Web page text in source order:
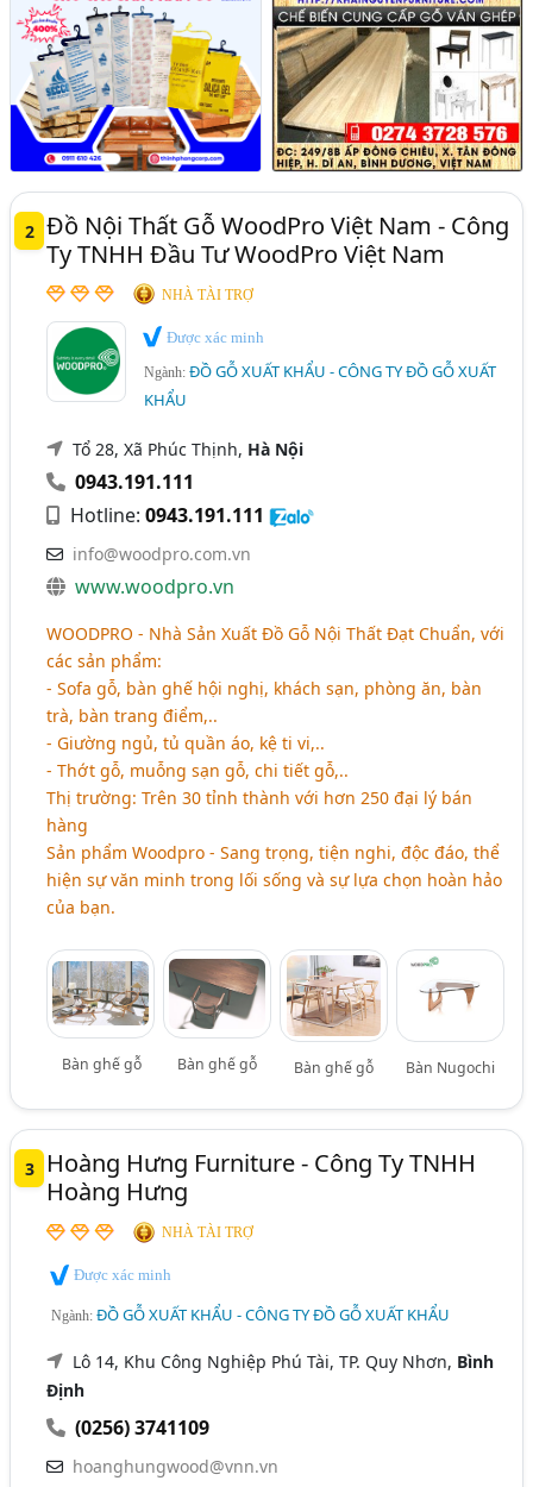
2 Đồ Nội Thất Gỗ WoodPro Việt Nam - Công
Ty TNHH Đầu Tư WoodPro Việt Nam
NHÀ TÀI TRỢ
Được xác minh
Ngành:ĐỒ GỖ XUẤT KHẨU - CÔNG TY ĐỒ GỖ XUẤT
KHẨU
Tổ 28, Xã Phúc Thịnh, Hà Nội
0943.191.111
Hotline:0943.191.111
info@woodpro.com.vn
www.woodpro.vn
WOODPRO - Nhà Sản Xuất Đồ Gỗ Nội Thất Đạt Chuẩn, với
các sản phẩm:
- Sofa gỗ, bàn ghế hội nghị, khách sạn, phòng ăn, bàn
trà, bàn trang điểm,..
- Giường ngủ, tủ quần áo, kệ ti vi,..
- Thớt gỗ, muỗng sạn gỗ, chi tiết gỗ,..
Thị trường: Trên 30 tỉnh thành với hơn 250 đại lý bán
hàng
Sản phẩm Woodpro - Sang trọng, tiện nghi, độc đáo, thể
hiện sự văn minh trong lối sống và sự lựa chọn hoàn hảo
của bạn.
Bàn ghế gỗ Bàn ghế gỗ Bàn ghế gỗ Bàn Nugochi
3
Hoàng Hưng Furniture - Công Ty TNHH
Hoàng Hưng
NHÀ TÀI TRỢ
Được xác minh
Ngành:ĐỒ GỖ XUẤT KHẨU - CÔNG TY ĐỒ GỖ XUẤT KHẨU
Lô 14, Khu Công Nghiệp Phú Tài, TP. Quy Nhơn, Bình
Định
(0256) 3741109
hoanghungwood@vnn.vn